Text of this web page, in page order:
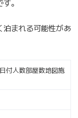
。
泊まれる可能性があ
付人数部屋数地図施